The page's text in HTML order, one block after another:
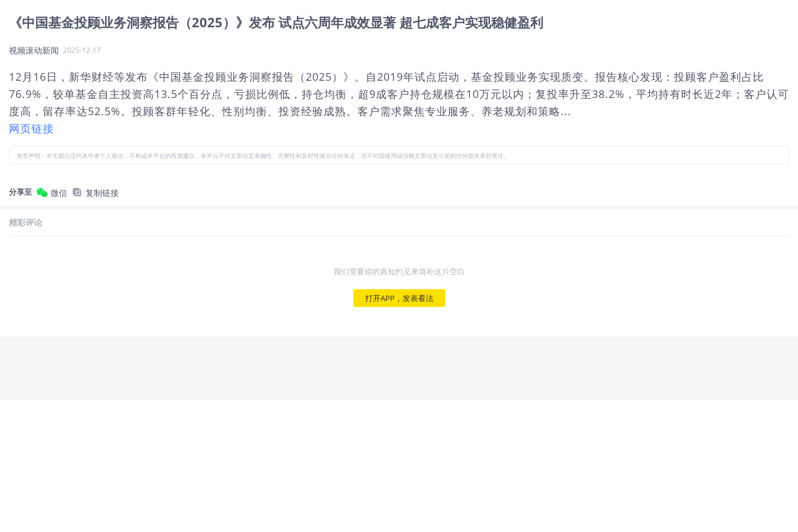
《中国基金投顾业务洞察报告（2025）》发布 试点六周年成效显著 超七成客户实现稳健盈利
视频滚动新闻 2025-12-17
12月16日，新华财经等发布《中国基金投顾业务洞察报告（2025）》。自2019年试点启动，基金投顾业务实现质变。报告核心发现：投顾客户盈利占比
76.9%，较单基金自主投资高13.5个百分点，亏损比例低，持仓均衡，超9成客户持仓规模在10万元以内；复投率升至38.2%，平均持有时长近2年；客户认可
度高，留存率达52.5%。投顾客群年轻化、性别均衡、投资经验成熟。客户需求聚焦专业服务、养老规划和策略...
网页链接
免责声明：本文观点仅代表作者个人观点，不构成本平台的投资建议，本平台不对文章信息准确性、完整性和及时性做出任何保证，亦不对因使用或信赖文章信息引发的任何损失承担责任。
分享至 微信 复制链接
精彩评论
我们需要你的真知灼见来填补这片空白
打开APP，发表看法